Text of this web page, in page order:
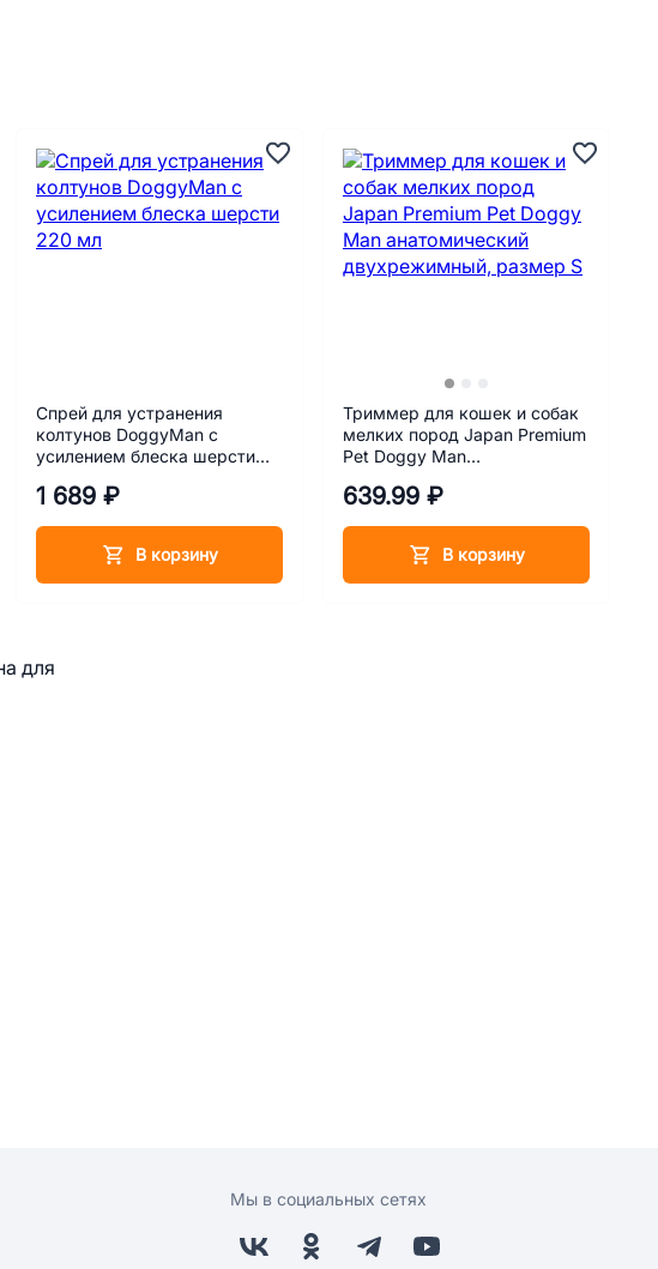
для
Спрей для устранения
колтунов DoggyMan с
усилением блеска шерсти
1 689 ₽
В корзину
Триммер для кошек и собак
мелких пород Japan Premium
Pet Doggy Man
двухрежимный, размер S
639.99 ₽
В корзину
Мы в социальных сетях